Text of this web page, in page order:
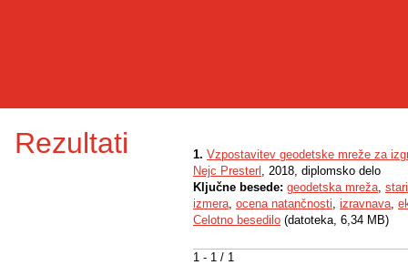
Rezultati
1 - 1 / 1
1. Vzpostavitev geodetske mreže za
Nejc Presterl , 2018, diplomsko delo
Ključne besede: geodetska mreža,
izmera, ocena natančnosti, izravnava,
Celotno besedilo (datoteka, 6,34 MB)